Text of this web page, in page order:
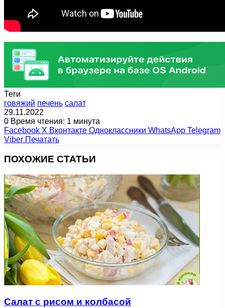
Теги
говяжий печень салат
29.11.2022
0 Время чтения: 1 минута
Facebook X Вконтакте Одноклассники WhatsApp Telegram
Viber Печатать
ПОХОЖИЕ СТАТЬИ
Салат с рисом и колбасой